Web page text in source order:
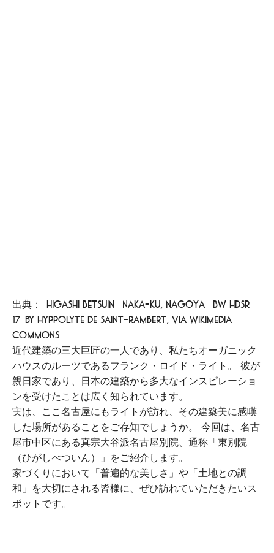
出典：[Higashi Betsuin (Naka-ku, Nagoya) BW hdsr
17]by Hyppolyte de Saint-Rambert, via Wikimedia
Commons
近代建築の三大巨匠の一人であり、私たちオーガニック
ハウスのルーツであるフランク・ロイド・ライト。 彼が
親日家であり、日本の建築から多大なインスピレーショ
ンを受けたことは広く知られています。
実は、ここ名古屋にもライトが訪れ、その建築美に感嘆
した場所があることをご存知でしょうか。 今回は、名古
屋市中区にある真宗大谷派名古屋別院、通称「東別院
（ひがしべついん）」をご紹介します。
家づくりにおいて「普遍的な美しさ」や「土地との調
和」を大切にされる皆様に、ぜひ訪れていただきたいス
ポットです。